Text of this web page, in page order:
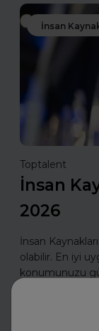
İnsan
Toptalent
İnsan
2026
İnsan
olabilir. En iyi
konumunuzu